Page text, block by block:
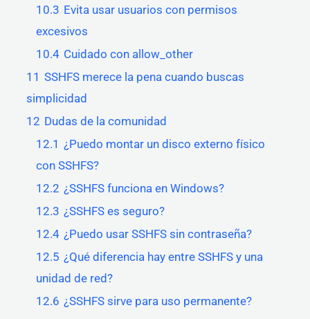
10.3 Evita usar usuarios con permisos
excesivos
10.4 Cuidado con allow_other
11 SSHFS merece la pena cuando buscas
simplicidad
12 Dudas de la comunidad
12.1 ¿Puedo montar un disco externo físico
con SSHFS?
12.2 ¿SSHFS funciona en Windows?
12.3 ¿SSHFS es seguro?
12.4 ¿Puedo usar SSHFS sin contraseña?
12.5 ¿Qué diferencia hay entre SSHFS y una
unidad de red?
12.6 ¿SSHFS sirve para uso permanente?